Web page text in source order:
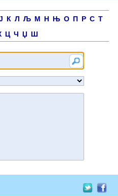
К Л Љ М Н Њ О П Р С Т
Ц Ч Џ Ш